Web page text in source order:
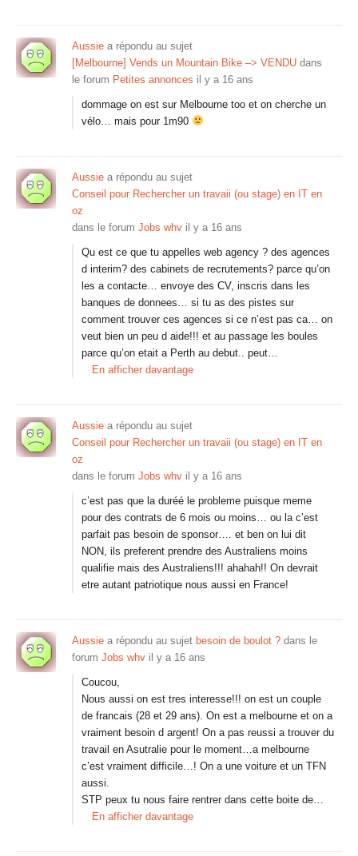
Aussie a répondu au sujet
[Melbourne] Vends un Mountain Bike –> VENDU dans
le forum Petites annonces il y a 16 ans
dommage on est sur Melbourne too et on cherche un
vélo… mais pour 1m90
Aussie a répondu au sujet
Conseil pour Rechercher un travaii (ou stage) en IT en
oz
dans le forum Jobs whv il y a 16 ans
Qu est ce que tu appelles web agency ? des agences
d interim? des cabinets de recrutements? parce qu’on
les a contacte… envoye des CV, inscris dans les
banques de donnees… si tu as des pistes sur
comment trouver ces agences si ce n’est pas ca… on
veut bien un peu d aide!!! et au passage les boules
parce qu’on etait a Perth au debut.. peut…
En afficher davantage
Aussie a répondu au sujet
Conseil pour Rechercher un travaii (ou stage) en IT en
oz
dans le forum Jobs whv il y a 16 ans
c’est pas que la duréé le probleme puisque meme
pour des contrats de 6 mois ou moins… ou la c’est
parfait pas besoin de sponsor…. et ben on lui dit
NON, ils preferent prendre des Australiens moins
qualifie mais des Australiens!!! ahahah!! On devrait
etre autant patriotique nous aussi en France!
Aussie a répondu au sujet besoin de boulot ? dans le
forum Jobs whv il y a 16 ans
Coucou,
Nous aussi on est tres interesse!!! on est un couple
de francais (28 et 29 ans). On est a melbourne et on a
vraiment besoin d argent! On a pas reussi a trouver du
travail en Asutralie pour le moment…a melbourne
c’est vraiment difficile…! On a une voiture et un TFN
aussi.
STP peux tu nous faire rentrer dans cette boite de…
En afficher davantage